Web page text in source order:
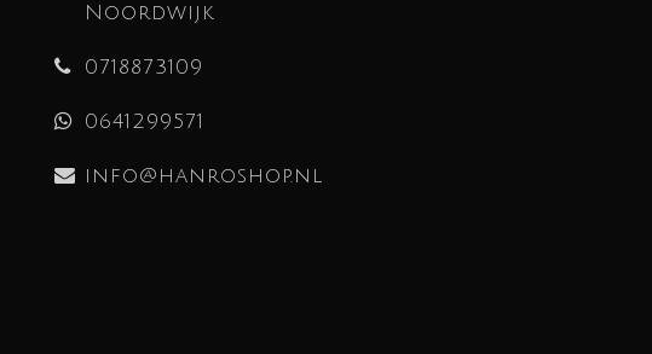
Noordwijk
0718873109
0641299571
info@hanroshop.nl